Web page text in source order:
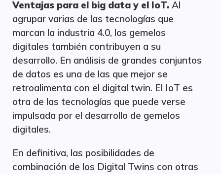
Ventajas para el big data y el IoT. Al
agrupar varias de las tecnologías que
marcan la industria 4.0, los gemelos
digitales también contribuyen a su
desarrollo. En análisis de grandes conjuntos
de datos es una de las que mejor se
retroalimenta con el digital twin. El IoT es
otra de las tecnologías que puede verse
impulsada por el desarrollo de gemelos
digitales.
En definitiva, las posibilidades de
combinación de los Digital Twins con otras